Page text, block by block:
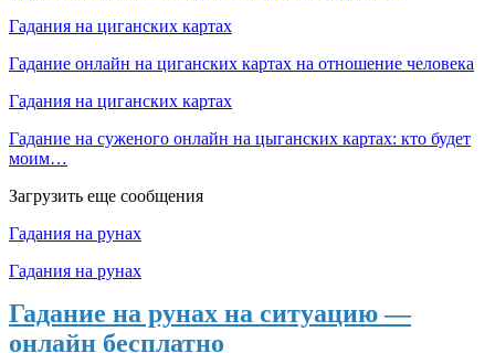
Гадания на циганских картах
Гадание онлайн на циганских картах на отношение человека
Гадания на циганских картах
Гадание на суженого онлайн на цыганских картах: кто будет
моим…
Загрузить еще сообщения
Гадания на рунах
Гадания на рунах
Гадание на рунах на ситуацию —
онлайн бесплатно